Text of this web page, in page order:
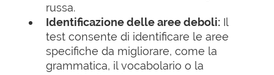
russa.
Identificazione delle aree deboli: Il
test consente di identificare le aree
specifiche da migliorare, come la
grammatica, il vocabolario o la